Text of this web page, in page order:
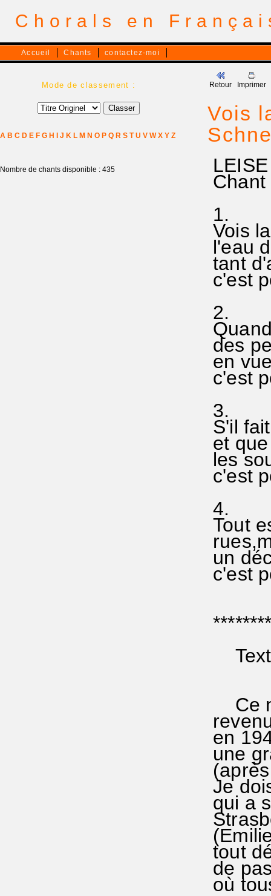
Chorals en
Accueil Chants contactez-moi
Mode de classement :
A B C D E F G H J K L M N O P Q R S T U V W X Y Z
Nombre de chants disponible : 435
Retour Imprimer
Vois
Chant
1.
Vois
l'eau
tant
c'est
2.
des
en
c'est
3.
S'il
et
les
c'est
4.
Tout
un
c'est
Ce
en
une
Je
qui a
tout
de
où